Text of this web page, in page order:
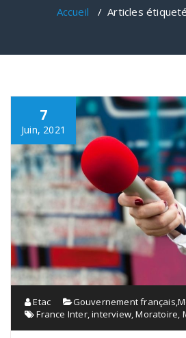
Accueil /Articles
7
Juin, 2021
Etac Gouvernement français,
France Inter,interview,Moratoire,